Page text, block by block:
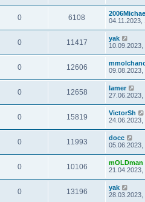
0 6108
04.11.2023,
0 11417
yak
10.09.2023,
0 12606
09.08.2023,
0 12658
lamer
27.06.2023,
0 15819
VictorSh
24.06.2023,
0 11993
docc
05.06.2023,
0 10106
mOLDman
21.04.2023,
0 13196
yak
28.03.2023,